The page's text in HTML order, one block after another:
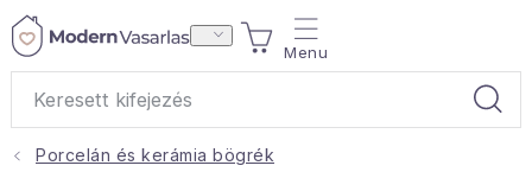
Ugrás
KOSÁR
Porcelán és kerámia bögrék